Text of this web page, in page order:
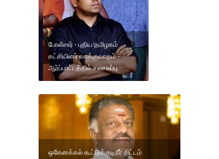
போலீசார் - புதிய தமிழகம்
கட்சியினர் வாக்குவாதம் -
ஆர்ப்பாட்டத்தில் சலசலப்பு.
ஒகேனக்கல் கூட்டுக்குடிநீர் திட்டம்